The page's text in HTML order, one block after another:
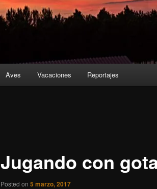
Aves Vacaciones Reportajes
Jugando con
Posted on 5 marzo, 2017